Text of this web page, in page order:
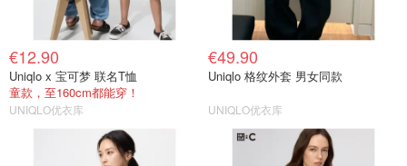
€12.90
Uniqlo x 宝可梦 联名T恤
童款，至160cm都能穿！
UNIQLO优衣库
€49.90
Uniqlo 格纹外套 男女同款
UNIQLO优衣库